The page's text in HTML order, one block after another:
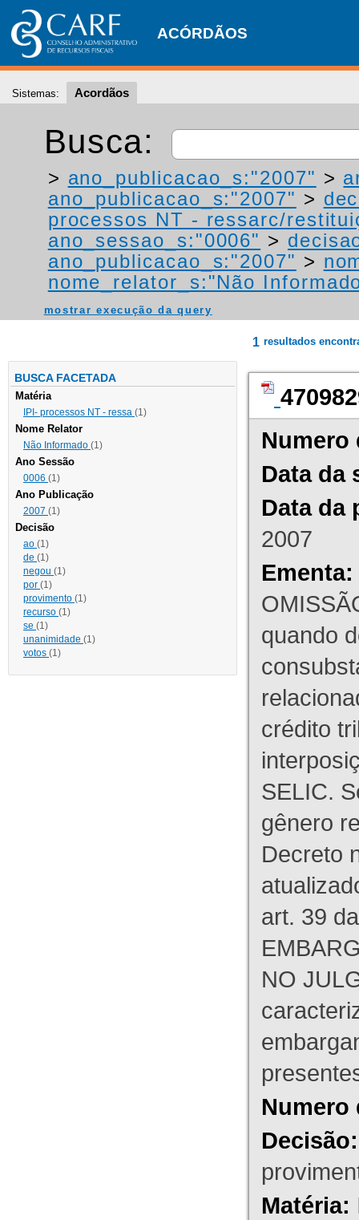
ACÓRDÃOS
Sistemas: Acordãos
Busca:
> ano_publicacao_s:"2007" >
ano_publicacao_s:"2007" >
processos NT - ressarc/
ano_sessao_s:"0006" >
ano_publicacao_s:"2007" >
nome_relator_s:"Não
mostrar execução da query
BUSCA FACETADA
Matéria
IPI- processos NT - ressa (1)
Nome Relator
Não Informado (1)
Ano Sessão
0006 (1)
Ano Publicação
2007 (1)
Decisão
ao (1)
de (1)
negou (1)
por (1)
provimento (1)
recurso (1)
se (1)
unanimidade (1)
votos (1)
1 resultados
Numero
Data da
Data da
2007
Ementa:
quando
crédito
SELIC.
gênero
Decreto
art. 39
NO
Numero
Decisão:
Matéria: